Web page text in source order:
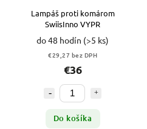
Lampáš proti komárom
SwiisInno VYPR
do 48 hodín (>5 ks)
€29,27 bez DPH
€36
Do košíka